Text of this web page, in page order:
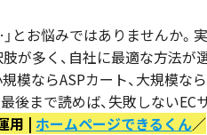
とお悩みではありませんか
が多く、自社に最適な方法が
模ならASPカート、大規模
後まで読めば、失敗しない
用 |ホームページできるくん／